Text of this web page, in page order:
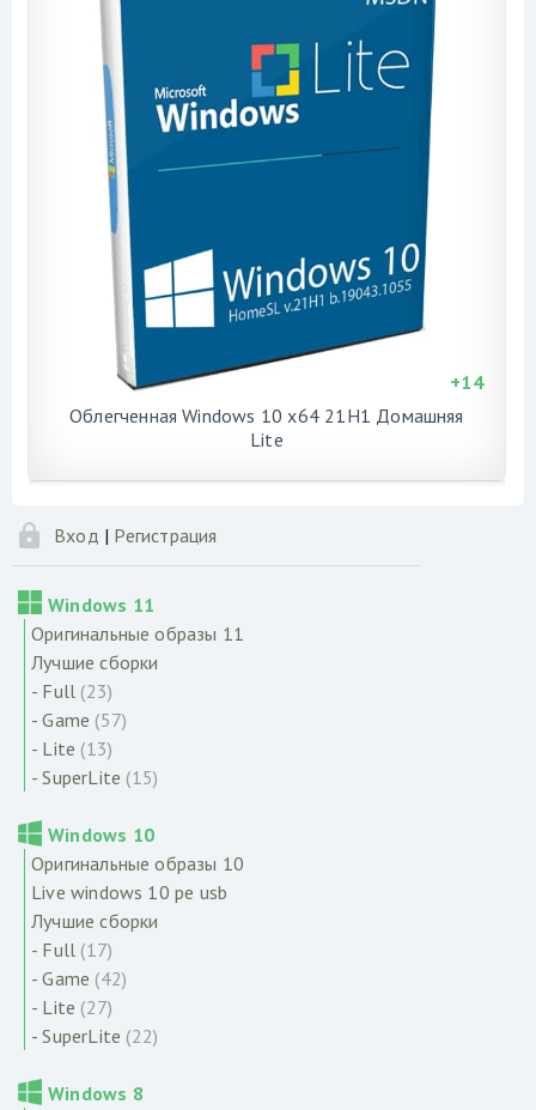
Облегченная Windows 10 x64 21H1 Домашняя
Lite
+14
Вход | Регистрация
Windows 11
Оригинальные образы 11
Лучшие сборки
- Full (23)
- Game (57)
- Lite (13)
- SuperLite (15)
Windows 10
Оригинальные образы 10
Live windows 10 pe usb
Лучшие сборки
- Full (17)
- Game (42)
- Lite (27)
- SuperLite (22)
Windows 8